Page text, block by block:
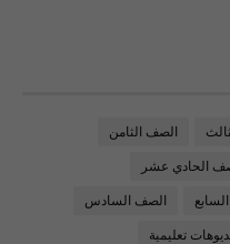
الصف الثامن
الحادي عشر
الصف السادس
تعليمية